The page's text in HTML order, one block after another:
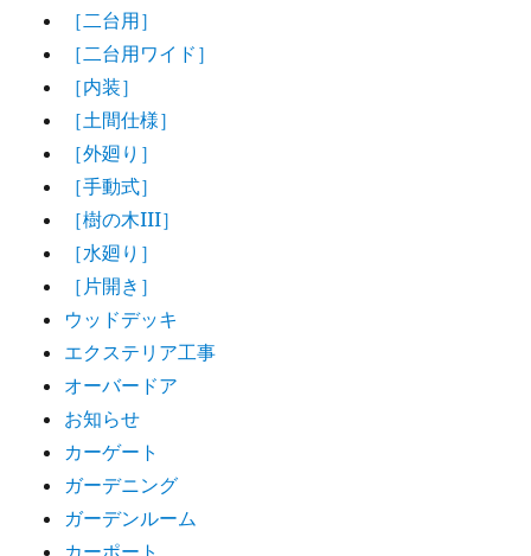
［二台用］
［二台用ワイド］
［内装］
［土間仕様］
［外廻り］
［手動式］
［樹の木III］
［水廻り］
［片開き］
ウッドデッキ
エクステリア工事
オーバードア
お知らせ
カーゲート
ガーデニング
ガーデンルーム
カーポート